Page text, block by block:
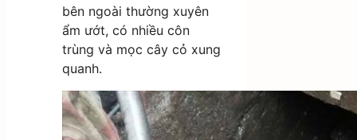
bên ngoài thường xuyên
ẩm ướt, có nhiều côn
trùng và mọc cây cỏ xung
quanh.